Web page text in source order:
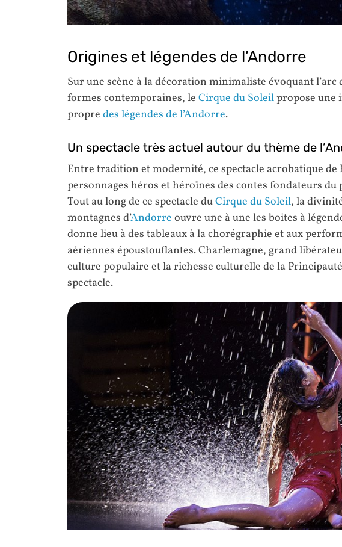
Origines et légendes de l’Andorre
Sur une scène à la décoration minimaliste évoquant l’arc
formes contemporaines, le Cirque du Soleilpropose une
propre des légendes de l’Andorre.
Un spectacle très actuel autour du thème de
Entre tradition et modernité, ce spectacle acrobatique de
personnages héros et héroïnes des contes fondateurs du
Tout au long de ce spectacle duCirque du Soleil, la
montagnes d’Andorre ouvre une à une les boites à
donne lieu à des tableaux à la chorégraphie et aux
aériennes époustouflantes. Charlemagne, grand
culture populaire et la richesse culturelle de la
spectacle.